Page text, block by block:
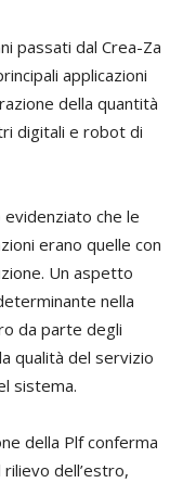
passati dal Crea-Za
applicazioni
della quantità
digitali e robot di
che le
erano quelle con
Un aspetto
nella
da parte degli
qualità del servizio
sistema.
della Plf conferma
dell’estro,